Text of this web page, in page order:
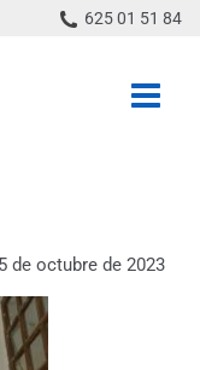
625 01 51 84
de octubre de 2023